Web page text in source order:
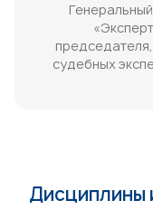
судебных
Дисциплины